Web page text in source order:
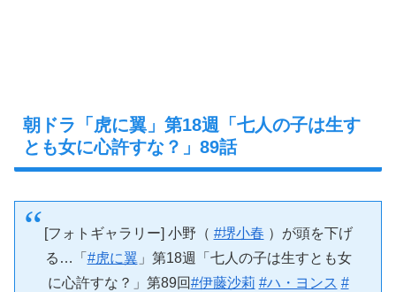
朝ドラ「虎に翼」第18週「七人の子は生す
とも女に心許すな？」89話
[フォトギャラリー] 小野（ #堺小春 ）が頭を下げ
る…「 #虎に翼 」第18週「七人の子は生すとも女
に心許すな？」第89回#伊藤沙莉 #ハ・ヨンス #